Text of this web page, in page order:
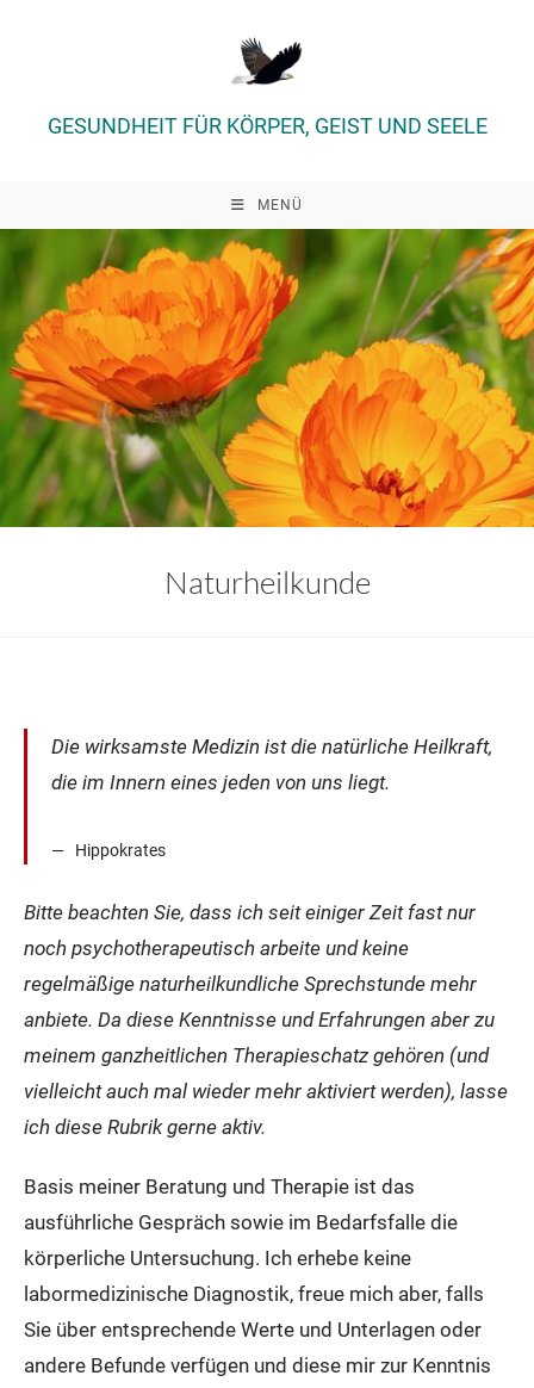
GESUNDHEIT FÜR KÖRPER, GEIST UND SEELE
MENÜ
Naturheilkunde
Die wirksamste Medizin ist die natürliche Heilkraft,
die im Innern eines jeden von uns liegt.
Hippokrates
Bitte beachten Sie, dass ich seit einiger Zeit fast nur
noch psychotherapeutisch arbeite und keine
regelmäßige naturheilkundliche Sprechstunde mehr
anbiete. Da diese Kenntnisse und Erfahrungen aber zu
meinem ganzheitlichen Therapieschatz gehören (und
vielleicht auch mal wieder mehr aktiviert werden), lasse
ich diese Rubrik gerne aktiv.
Basis meiner Beratung und Therapie ist das
ausführliche Gespräch sowie im Bedarfsfalle die
körperliche Untersuchung. Ich erhebe keine
labormedizinische Diagnostik, freue mich aber, falls
Sie über entsprechende Werte und Unterlagen oder
andere Befunde verfügen und diese mir zur Kenntnis